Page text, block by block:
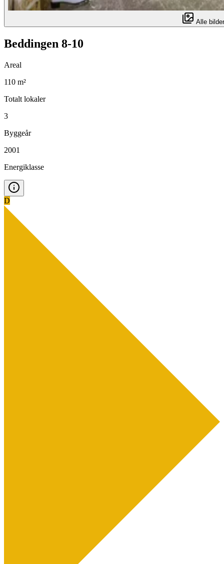
Alle
Beddingen 8-10
Areal
110 m²
Totalt lokaler
3
Byggeår
2001
Energiklasse
D